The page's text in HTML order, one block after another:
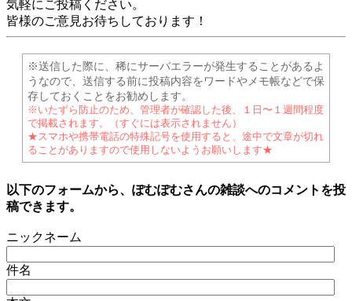
気軽にご投稿ください。
皆様のご意見お待ちしております！
※送信した際に、稀にサーバエラーが発生することがあるよ
うなので、送信する前に投稿内容をワードやメモ帳などで保
存しておくことをお勧めします。
※いたずら防止のため、管理者が確認した後、１日〜１週間程度
で掲載されます。（すぐには表示されません）
★スマホや携帯電話の特殊記号を使用すると、途中で文章が切れ
ることがありますので使用しないようお願いします★
以下のフォームから、ぽむぽむさんの雑談へのコメントを投
稿できます。
ニックネーム
件名